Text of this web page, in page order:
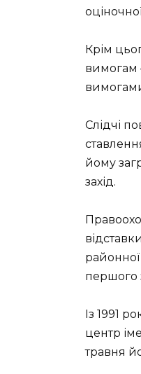
Крім
вимогам
Слідчі
йому
захід.
першого
Із 1991
центр
травня